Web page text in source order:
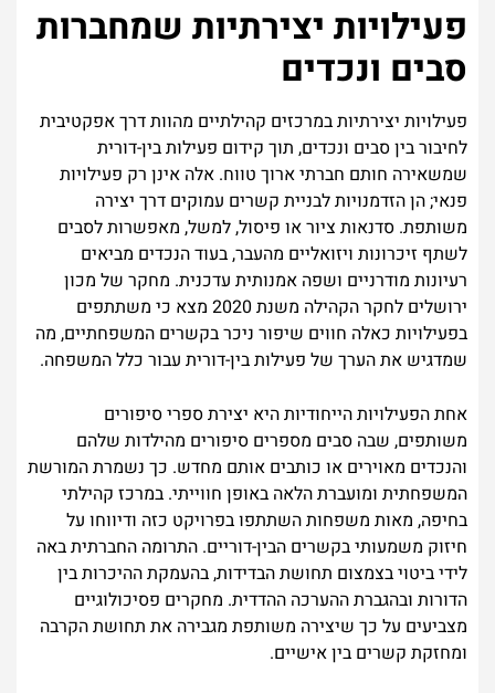
פעילויות יצירתיות שמחברות
סבים ונכדים
פעילויות יצירתיות במרכזים קהילתיים מהוות דרך אפקטיבית
לחיבור בין סבים ונכדים, תוך קידום פעילות בין-דורית
שמשאירה חותם חברתי ארוך טווח. אלה אינן רק פעילויות
פנאי; הן הזדמנויות לבניית קשרים עמוקים דרך יצירה
משותפת. סדנאות ציור או פיסול, למשל, מאפשרות לסבים
לשתף זיכרונות ויזואליים מהעבר, בעוד הנכדים מביאים
רעיונות מודרניים ושפה אמנותית עדכנית. מחקר של מכון
ירושלים לחקר הקהילה משנת 2020 מצא כי משתתפים
בפעילויות כאלה חווים שיפור ניכר בקשרים המשפחתיים, מה
שמדגיש את הערך של פעילות בין-דורית עבור כלל המשפחה.
אחת הפעילויות הייחודיות היא יצירת ספרי סיפורים
משותפים, שבה סבים מספרים סיפורים מהילדות שלהם
והנכדים מאוירים או כותבים אותם מחדש. כך נשמרת המורשת
המשפחתית ומועברת הלאה באופן חווייתי. במרכז קהילתי
בחיפה, מאות משפחות השתתפו בפרויקט כזה ודיווחו על
חיזוק משמעותי בקשרים הבין-דוריים. התרומה החברתית באה
לידי ביטוי בצמצום תחושת הבדידות, בהעמקת ההיכרות בין
הדורות ובהגברת ההערכה ההדדית. מחקרים פסיכולוגיים
מצביעים על כך שיצירה משותפת מגבירה את תחושת הקרבה
ומחזקת קשרים בין אישיים.